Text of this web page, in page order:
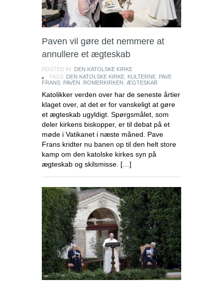
Paven vil gøre det nemmere at
annullere et ægteskab
POSTED IN: DEN KATOLSKE KIRKE
TAGS: DEN KATOLSKE KIRKE KULTERNE
PAVE
FRANS
PAVEN ROMERKIRKEN ÆGTESKAB
Katolikker verden over har de seneste årtier
klaget over, at det er for vanskeligt at gøre
et ægteskab ugyldigt. Spørgsmålet, som
deler kirkens biskopper, er til debat på et
møde i Vatikanet i næste måned. Pave
Frans kridter nu banen op til den helt store
kamp om den katolske kirkes syn på
ægteskab og skilsmisse. […]